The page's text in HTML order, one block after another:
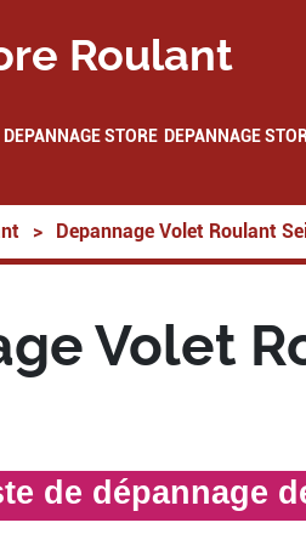
Roulant
DEPANNAGE STORE DEPANNAGE
> Depannage Volet Roulant
Volet
de dépannage